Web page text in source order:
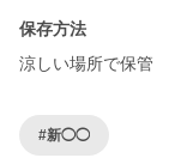
保存方法
涼しい場所で保管
#新◯◯